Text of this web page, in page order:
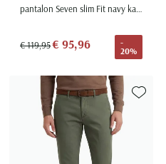
pantalon Seven slim Fit navy katoen
€ 119,95€ 95,96
-
20%